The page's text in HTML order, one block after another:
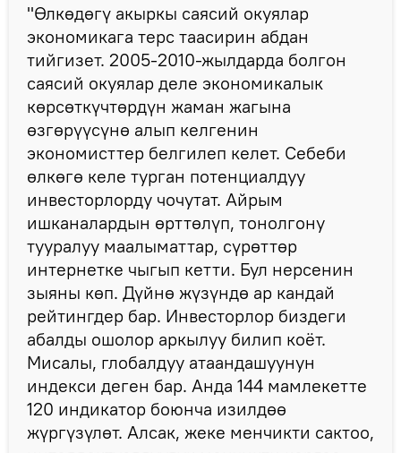
"Өлкөдөгү акыркы саясий окуялар
экономикага терс таасирин абдан
тийгизет. 2005-2010-жылдарда болгон
саясий окуялар деле экономикалык
көрсөткүчтөрдүн жаман жагына
өзгөрүүсүнө алып келгенин
экономисттер белгилеп келет. Себеби
өлкөгө келе турган потенциалдуу
инвесторлорду чочутат. Айрым
ишканалардын өрттөлүп, тонолгону
тууралуу маалыматтар, сүрөттөр
интернетке чыгып кетти. Бул нерсенин
зыяны көп. Дүйнө жүзүндө ар кандай
рейтингдер бар. Инвесторлор биздеги
абалды ошолор аркылуу билип коёт.
Мисалы, глобалдуу атаандашуунун
индекси деген бар. Анда 144 мамлекетте
120 индикатор боюнча изилдөө
жүргүзүлөт. Алсак, жеке менчикти сактоо,